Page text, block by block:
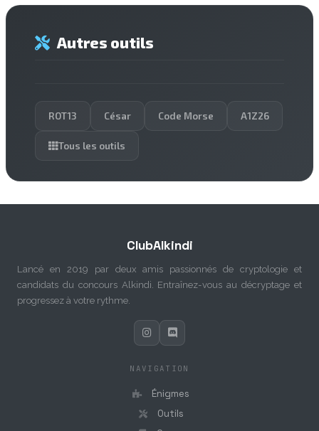
Autres outils
ROT13 César Code Morse A1Z26
Tous les outils
ClubAlkindi
Lancé en 2019 par deux amis passionnés de cryptologie et
candidats du concours Alkindi. Entraînez-vous au décryptage et
progressez à votre rythme.
NAVIGATION
Énigmes
Outils